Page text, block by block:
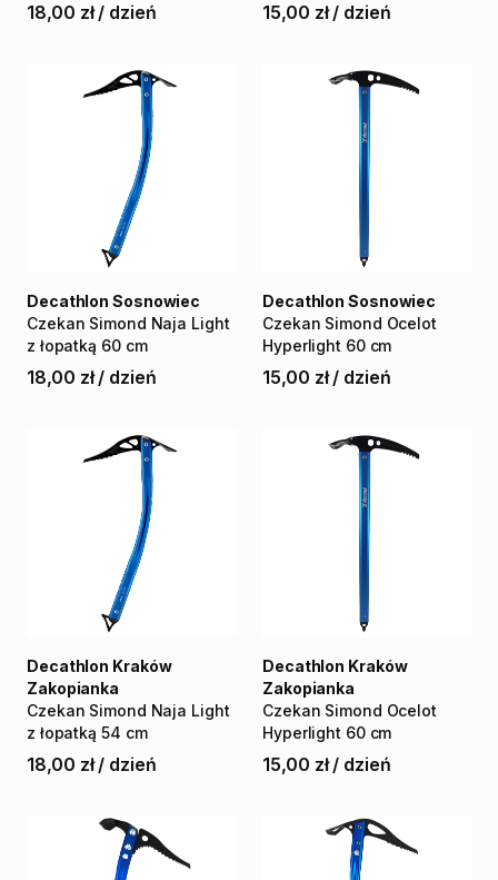
18,00 zł / dzień 15,00 zł / dzień
Czekan Simond Naja Light
z łopatką 60 cm
Decathlon Sosnowiec
18,00 zł / dzień
Czekan Simond Ocelot
Hyperlight 60 cm
Decathlon Sosnowiec
15,00 zł / dzień
Czekan Simond Naja Light
z łopatką 54 cm
Decathlon Kraków
Zakopianka
18,00 zł / dzień
Czekan Simond Ocelot
Hyperlight 60 cm
Decathlon Kraków
Zakopianka
15,00 zł / dzień